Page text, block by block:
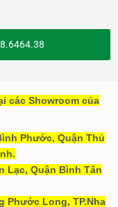
các Showroom của
Phước, Quận Thủ
Lạc, Quận Bình Tân
Phước Long, TP.Nha